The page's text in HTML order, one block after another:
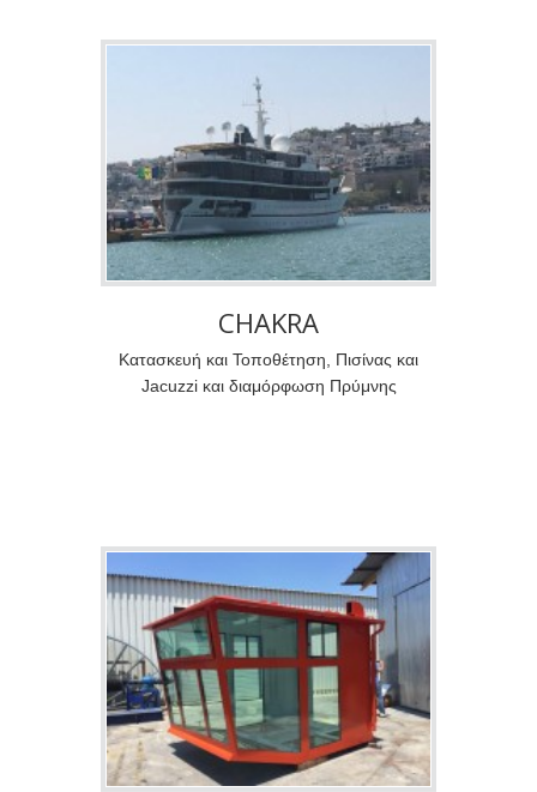
CHAKRA
Κατασκευή και Τοποθέτηση, Πισίνας και
Jacuzzi και διαμόρφωση Πρύμνης